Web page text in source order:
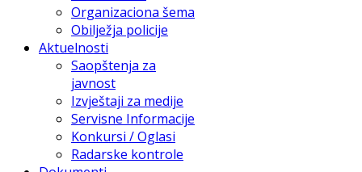
Organizaciona šema
Obilježja policije
Aktuelnosti
Saopštenja za
javnost
Izvještaji za medije
Servisne Informacije
Konkursi / Oglasi
Radarske kontrole